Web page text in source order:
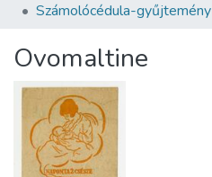
Statistics
About us
Számolócédula-gyűjtemény
Ovomaltine